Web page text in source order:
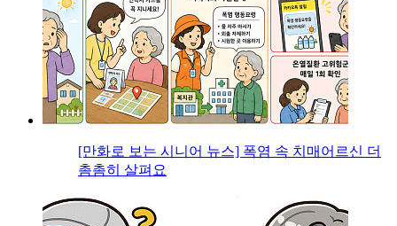
[만화로 보는 시니어 뉴스] 폭염 속 치매어르신 더
촘촘히 살펴요